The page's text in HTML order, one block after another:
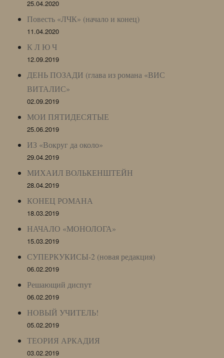
25.04.2020
Повесть «ЛЧК» (начало и конец)
11.04.2020
К Л Ю Ч
12.09.2019
ДЕНЬ ПОЗАДИ (глава из романа «ВИС
ВИТАЛИС»
02.09.2019
МОИ ПЯТИДЕСЯТЫЕ
25.06.2019
ИЗ «Вокруг да около»
29.04.2019
МИХАИЛ ВОЛЬКЕНШТЕЙН
28.04.2019
КОНЕЦ РОМАНА
18.03.2019
НАЧАЛО «МОНОЛОГА»
15.03.2019
СУПЕРКУКИСЫ-2 (новая редакция)
06.02.2019
Решающий диспут
06.02.2019
НОВЫЙ УЧИТЕЛЬ!
05.02.2019
ТЕОРИЯ АРКАДИЯ
03.02.2019